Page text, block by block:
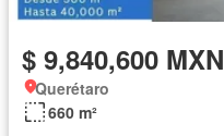
$ 9,840,600 MXN
Querétaro
660 m²